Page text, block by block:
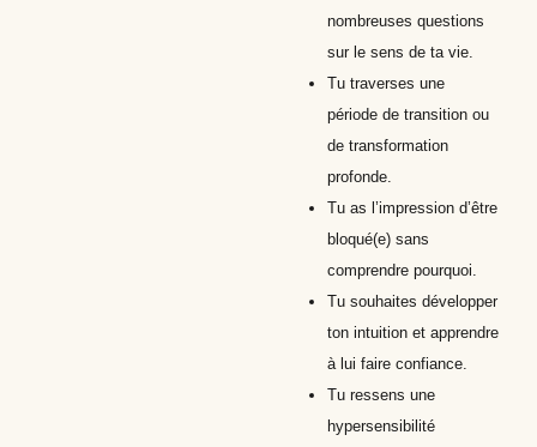
nombreuses questions
sur le sens de ta vie.
Tu traverses une
période de transition ou
de transformation
profonde.
Tu as l’impression d’être
bloqué(e) sans
comprendre pourquoi.
Tu souhaites développer
ton intuition et apprendre
à lui faire confiance.
Tu ressens une
hypersensibilité